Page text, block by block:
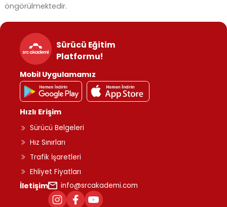
öngörülmektedir.
Sürücü Eğitim
Platformu!
Mobil Uygulamamız
Hızlı Erişim
Sürücü Belgeleri
Hız Sınırları
Trafik İşaretleri
Ehliyet Fiyatları
İletişim info@srcakademi.com